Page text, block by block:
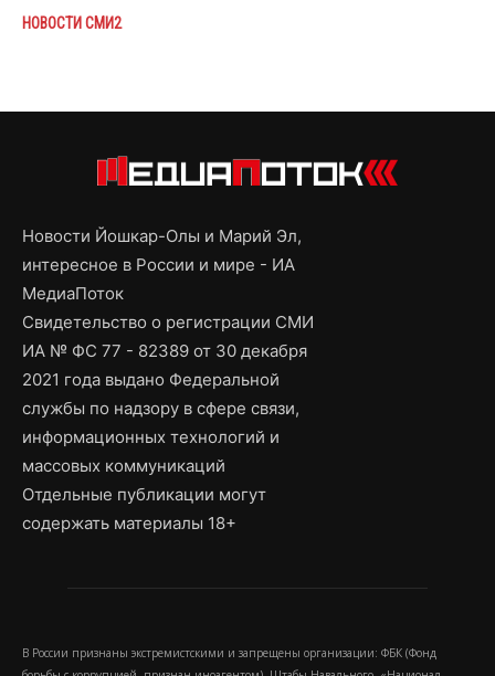
НОВОСТИ СМИ2
Новости Йошкар-Олы и Марий Эл,
интересное в России и мире - ИА
МедиаПоток
Свидетельство о регистрации СМИ
ИА № ФС 77 - 82389 от 30 декабря
2021 года выдано Федеральной
службы по надзору в сфере связи,
информационных технологий и
массовых коммуникаций
Отдельные публикации могут
содержать материалы 18+
В России признаны экстремистскими и запрещены организации: ФБК (Фонд